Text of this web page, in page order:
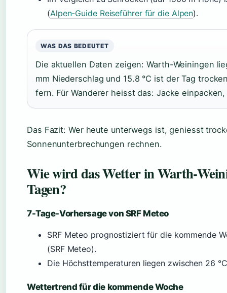
(Alpen-Guide Reiseführer für die Alpen).
WAS DAS BEDEUTET
Die aktuellen Daten zeigen: Warth-Weiningen
mm Niederschlag und 15.8 °C ist der Tag
fern. Für Wanderer heisst das: Jacke
Das Fazit: Wer heute unterwegs ist, geniesst
Sonnenunterbrechungen rechnen.
Wie wird das Wetter in Warth-
Tagen?
7-Tage-Vorhersage von SRF Meteo
SRF Meteo prognostiziert für die kommende
(SRF Meteo).
Die Höchsttemperaturen liegen zwischen 26
Wettertrend für die kommende Woche